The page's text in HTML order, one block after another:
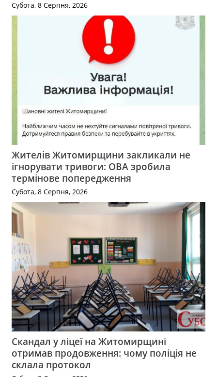
Субота, 8 Серпня, 2026
Жителів Житомирщини закликали не
ігнорувати тривоги: ОВА зробила
термінове попередження
Субота, 8 Серпня, 2026
Скандал у ліцеї на Житомирщині
отримав продовження: чому поліція не
склала протокол